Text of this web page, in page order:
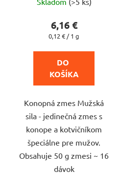
hodnotenie
je
z
5
hviezdičiek.
6,16 €
Jednotková
0,12 € / 1 g
DO
KOŠÍKA
Konopná zmes Mužská
sila - jedinečná zmes s
konope a kotvičníkom
špeciálne pre mužov.
Obsahuje 50 g zmesi ~ 16
dávok